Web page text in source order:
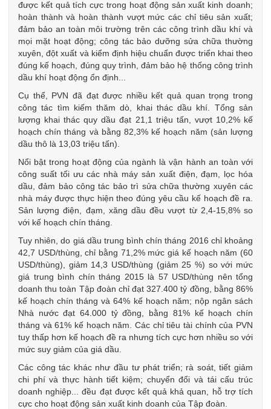
được kết quả tích cực trong hoạt động sản xuất kinh doanh;
hoàn thành và hoàn thành vượt mức các chỉ tiêu sản xuất;
đảm bảo an toàn môi trường trên các công trình dầu khí và
mọi mặt hoạt động; công tác bảo dưỡng sửa chữa thường
xuyên, đột xuất và kiểm định hiệu chuẩn được triển khai theo
đúng kế hoạch, đúng quy trình, đảm bảo hệ thống công trình
dầu khí hoạt động ổn định...
Cụ thể, PVN đã đạt được nhiều kết quả quan trọng trong
công tác tìm kiếm thăm dò, khai thác dầu khí. Tổng sản
lượng khai thác quy dầu đạt 21,1 triệu tấn, vượt 10,2% kế
hoạch chín tháng và bằng 82,3% kế hoạch năm (sản lượng
dầu thô là 13,03 triệu tấn).
Nổi bật trong hoạt động của ngành là vận hành an toàn với
công suất tối ưu các nhà máy sản xuất điện, đạm, lọc hóa
dầu, đảm bảo công tác bảo trì sửa chữa thường xuyên các
nhà máy được thực hiện theo đúng yêu cầu kế hoạch đề ra.
Sản lượng điện, đạm, xăng dầu đều vượt từ 2,4-15,8% so
với kế hoạch chín tháng.
Tuy nhiên, do giá dầu trung bình chín tháng 2016 ​chỉ khoảng
42,7 USD/thùng, chỉ bằng 71,2% mức giá kế hoạch năm (60
USD/thùng), giảm 14,3 USD/thùng (giảm 25 %) so với mức
giá trung bình chín tháng 2015 là 57 USD/thùng nên tổng
doanh thu toàn Tập đoàn chỉ đạt 327.400 tỷ đồng, bằng 86%
kế hoạch chín tháng và 64% kế hoạch năm; nộp ngân sách
Nhà nước đạt 64.000 tỷ đồng, bằng 81% kế hoạch chín
tháng và 61% kế hoạch năm. Các chỉ tiêu tài chính của PVN
tuy thấp hơn kế hoạch đề ra nhưng tích cực hơn nhiều so với
mức suy giảm của giá dầu.
Các công tác khác như đầu tư phát triển; rà soát, tiết giảm
chi phí và thực hành tiết kiệm; chuyển đổi và tái cấu trúc
doanh nghiệp... đều đạt được kết quả khả quan, hỗ trợ tích
cực cho hoạt động sản xuất kinh doanh của Tập đoàn.